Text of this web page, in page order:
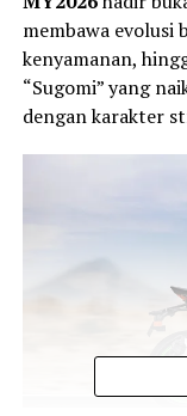
membawa evolusi
kenyamanan,
“Sugomi” yang
dengan karakter